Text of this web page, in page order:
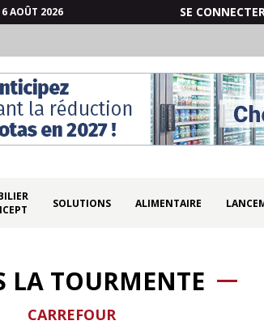
6 AOÛT 2026 SE
SOLUTIONS ALIMENTAIRE
LA TOURMENTE
CARREFOUR